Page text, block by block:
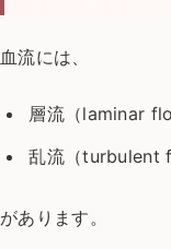
血流には、
層流（laminar
乱流（turbulent
があります。